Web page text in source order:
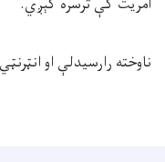
ناوخته رارسیدلې او